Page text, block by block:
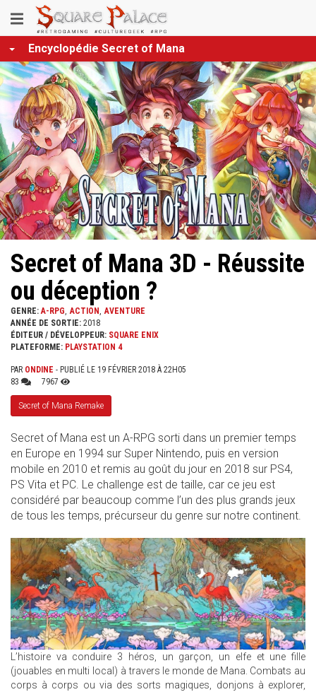
au
contenu
principal
Toggle
navigation
Encyclopédie Secret of Mana
Secret of Mana 3D - Réussite
ou déception ?
GENRE:A-RPG ACTION
AVENTURE
ANNÉE DE SORTIE: 2018
ÉDITEUR / DÉVELOPPEUR: SQUARE ENIX
PLATEFORME: PLAYSTATION 4
PAR ONDINE - PUBLIÉ LE 19 FÉVRIER 2018 À 22H05
83
7967
Secret of Mana Remake
Secret of Mana est un A-RPG sorti dans un premier temps
en Europe en 1994 sur Super Nintendo, puis en version
mobile en 2010 et remis au goût du jour en 2018 sur PS4,
PS Vita et PC. Le challenge est de taille, car ce jeu est
considéré par beaucoup comme l’un des plus grands jeux
de tous les temps, précurseur du genre sur notre continent.
SANS_TITRE_.JPG
L’histoire va conduire 3 héros, un garçon, un elfe et une fille
(jouables en multi local) à travers le monde de Mana. Combats au
corps à corps ou via des sorts magiques, donjons à explorer,